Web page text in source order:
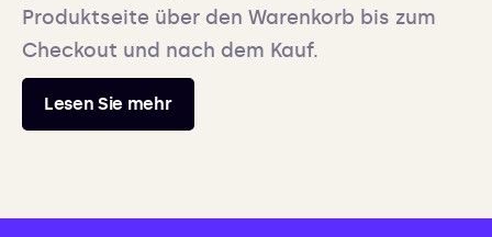
Produktseite über den Warenkorb bis zum
Checkout und nach dem Kauf.
Lesen Sie mehr